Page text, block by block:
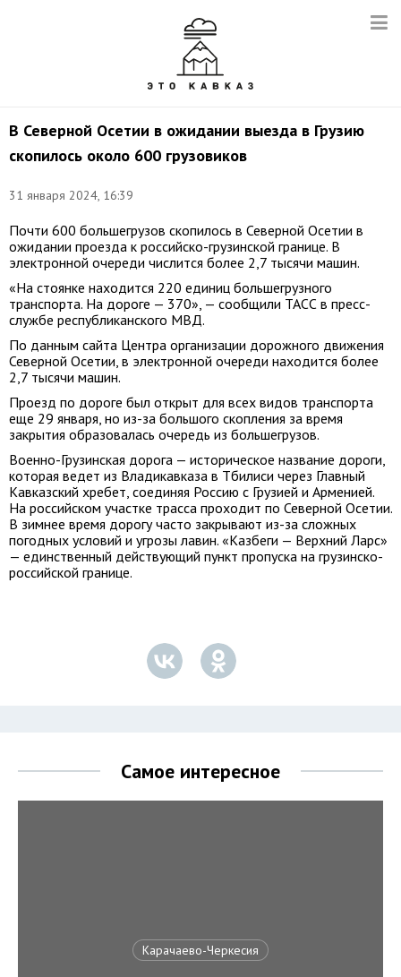
В Северной Осетии в ожидании выезда в Грузию
скопилось около 600 грузовиков
31 января 2024, 16:39
Почти 600 большегрузов скопилось в Северной Осетии в
ожидании проезда к российско-грузинской границе. В
электронной очереди числится более 2,7 тысячи машин.
«На стоянке находится 220 единиц большегрузного
транспорта. На дороге — 370», — сообщили ТАСС в пресс-
службе республиканского МВД.
По данным сайта Центра организации дорожного движения
Северной Осетии, в электронной очереди находится более
2,7 тысячи машин.
Проезд по дороге был открыт для всех видов транспорта
еще 29 января, но из-за большого скопления за время
закрытия образовалась очередь из большегрузов.
Военно-Грузинская дорога — историческое название дороги,
которая ведет из Владикавказа в Тбилиси через Главный
Кавказский хребет, соединяя Россию с Грузией и Арменией.
На российском участке трасса проходит по Северной Осетии.
В зимнее время дорогу часто закрывают из-за сложных
погодных условий и угрозы лавин. «Казбеги — Верхний Ларс»
— единственный действующий пункт пропуска на грузинско-
российской границе.
Самое интересное
Карачаево-Черкесия